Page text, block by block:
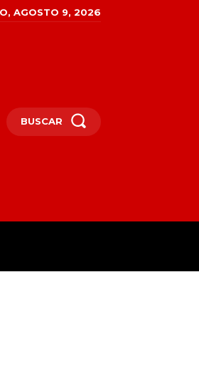
AGOSTO 9, 2026
BUSCAR